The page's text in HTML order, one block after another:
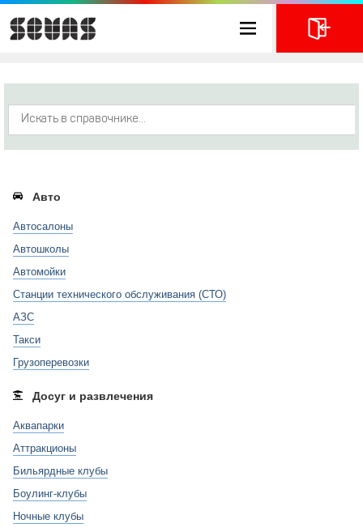
Авто
Автосалоны
Автошколы
Автомойки
Станции технического обслуживания (СТО)
АЗС
Такси
Грузоперевозки
Досуг и развлечения
Аквапарки
Аттракционы
Бильярдные клубы
Боулинг-клубы
Ночные клубы